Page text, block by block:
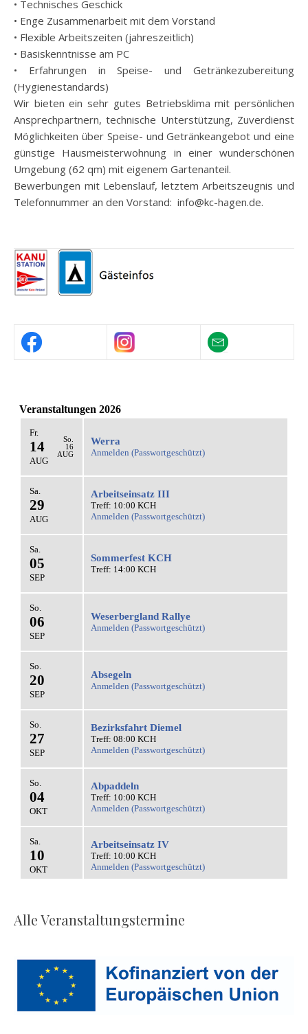
• Technisches Geschick
• Enge Zusammenarbeit mit dem Vorstand
• Flexible Arbeitszeiten (jahreszeitlich)
• Basiskenntnisse am PC
• Erfahrungen in Speise- und Getränkezubereitung
(Hygienestandards)
Wir bieten ein sehr gutes Betriebsklima mit persönlichen
Ansprechpartnern, technische Unterstützung, Zuverdienst
Möglichkeiten über Speise- und Getränkeangebot und eine
günstige Hausmeisterwohnung in einer wunderschönen
Umgebung (62 qm) mit eigenem Gartenanteil.
Bewerbungen mit Lebenslauf, letztem Arbeitszeugnis und
Telefonnummer an den Vorstand: info@kc-hagen.de.
Alle Veranstaltungstermine